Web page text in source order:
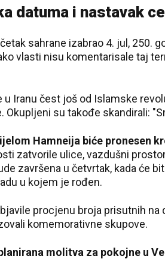
datuma i nastavak
sahrane izabrao 4. jul, 250.
vlasti nisu komentarisale taj
u Iranu čest još od Islamske
Okupljeni su takođe skandirali:
Hamneija biće pronesen
zatvorile ulice, vazdušni
završena u četvrtak, kada će
u kojem je rođen.
procjenu broja prisutnih na
komemorativne skupove.
molitva za pokojne u